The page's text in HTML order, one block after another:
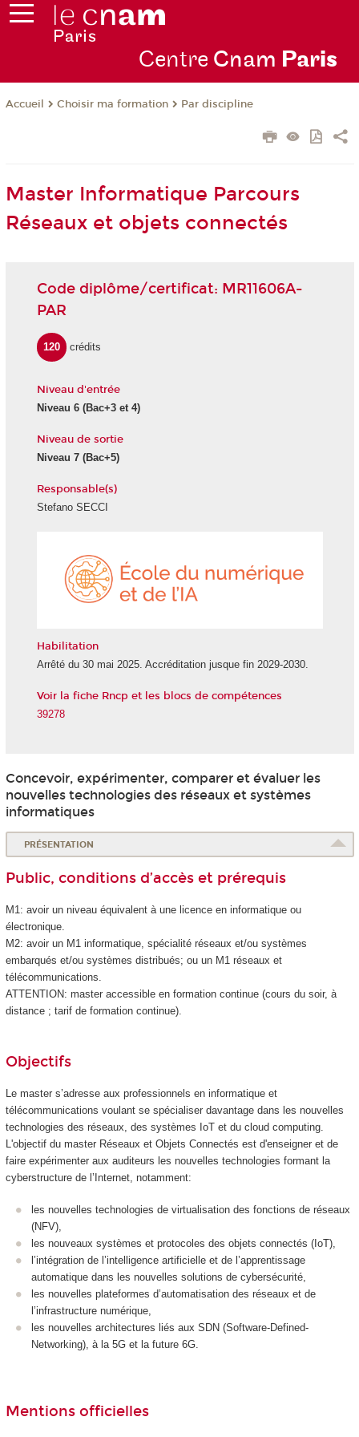
Centre Cnam Paris
Accueil Choisir ma formation Par discipline
Master Informatique Parcours
Réseaux et objets connectés
Code diplôme/certificat: MR11606A-
PAR
120 crédits
Niveau d'entrée
Niveau 6(Bac+3 et 4)
Niveau de sortie
Niveau 7(Bac+5)
Responsable(s)
Stefano SECCI
Habilitation
Arrêté du 30 mai 2025. Accréditation jusque fin 2029-2030.
Voir la fiche Rncp et les blocs de compétences
39278
Concevoir, expérimenter, comparer et évaluer les
nouvelles technologies des réseaux et systèmes
informatiques
PRÉSENTATION
Public, conditions d’accès et prérequis
M1: avoir un niveau équivalent à une licence en informatique ou
électronique.
M2: avoir un M1 informatique, spécialité réseaux et/ou systèmes
embarqués et/ou systèmes distribués; ou un M1 réseaux et
télécommunications.
ATTENTION: master accessible en formation continue (cours du soir, à
distance ; tarif de formation continue).
Objectifs
Le master s’adresse aux professionnels en informatique et
télécommunications voulant se spécialiser davantage dans les nouvelles
technologies des réseaux, des systèmes IoT et du cloud computing.
L'objectif du master Réseaux et Objets Connectés est d'enseigner et de
faire expérimenter aux auditeurs les nouvelles technologies formant la
cyberstructure de l’Internet, notamment:
les nouvelles technologies de virtualisation des fonctions de réseaux
(NFV),
les nouveaux systèmes et protocoles des objets connectés (IoT),
l’intégration de l’intelligence artificielle et de l’apprentissage
automatique dans les nouvelles solutions de cybersécurité,
les nouvelles plateformes d’automatisation des réseaux et de
l’infrastructure numérique,
les nouvelles architectures liés aux SDN (Software-Defined-
Networking), à la 5G et la future 6G.
Mentions officielles